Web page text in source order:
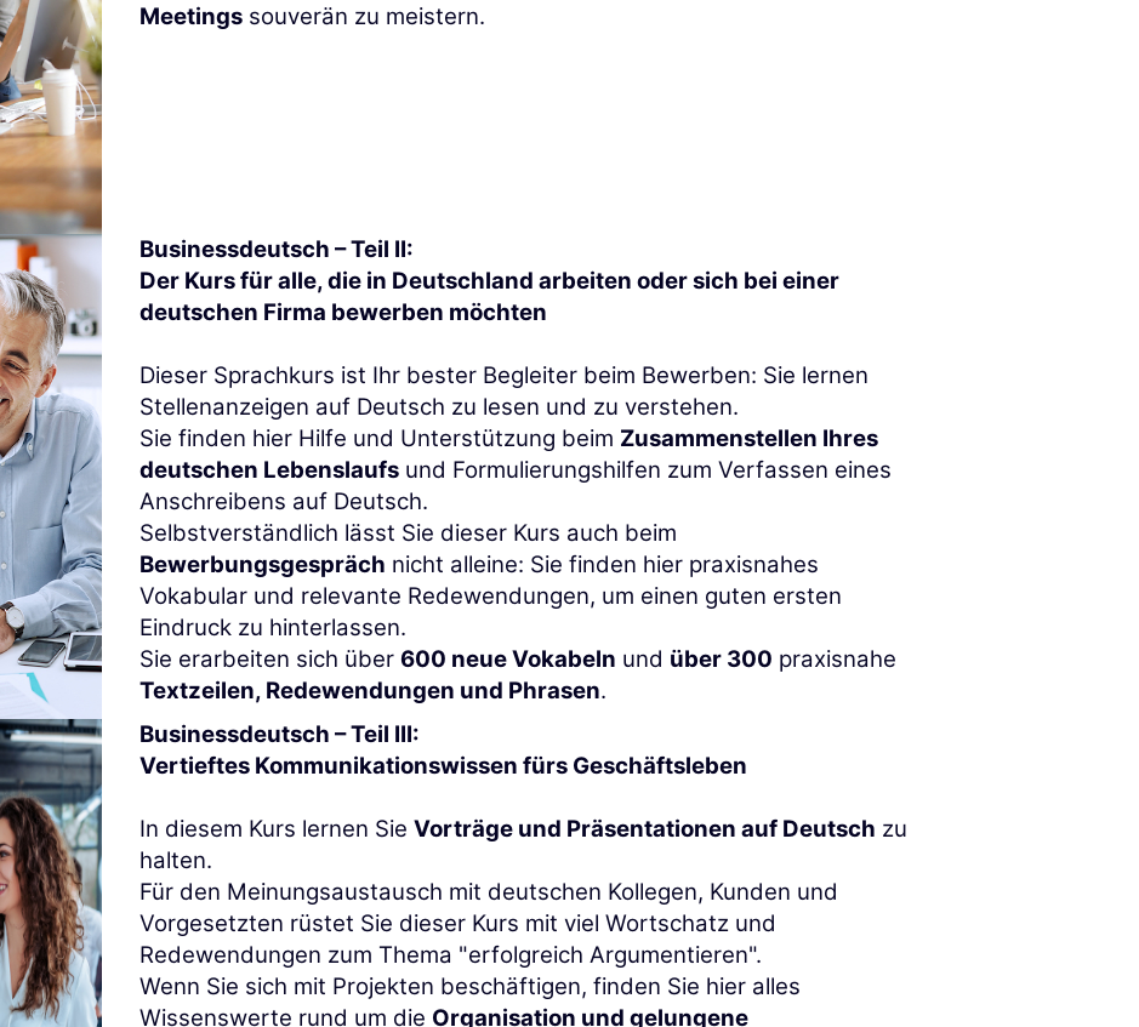
Meetings souverän zu meistern.
Businessdeutsch – Teil II:
Der Kurs für alle, die in Deutschland arbeiten oder sich bei einer
deutschen Firma bewerben möchten
Dieser Sprachkurs ist Ihr bester Begleiter beim Bewerben: Sie lernen
Stellenanzeigen auf Deutsch zu lesen und zu verstehen.
Sie finden hier Hilfe und Unterstützung beim Zusammenstellen Ihres
deutschen Lebenslaufs und Formulierungshilfen zum Verfassen eines
Anschreibens auf Deutsch.
Selbstverständlich lässt Sie dieser Kurs auch beim
Bewerbungsgespräch nicht alleine: Sie finden hier praxisnahes
Vokabular und relevante Redewendungen, um einen guten ersten
Eindruck zu hinterlassen.
Sie erarbeiten sich über600 neue Vokabeln und über 300 praxisnahe
Textzeilen, Redewendungen und Phrasen.
Businessdeutsch – Teil III:
Vertieftes Kommunikationswissen fürs Geschäftsleben
In diesem Kurs lernen SieVorträge und Präsentationen auf Deutsch zu
halten.
Für den Meinungsaustausch mit deutschen Kollegen, Kunden und
Vorgesetzten rüstet Sie dieser Kurs mit viel Wortschatz und
Redewendungen zum Thema "erfolgreich Argumentieren".
Wenn Sie sich mit Projekten beschäftigen, finden Sie hier alles
Wissenswerte rund um die Organisation und gelungene